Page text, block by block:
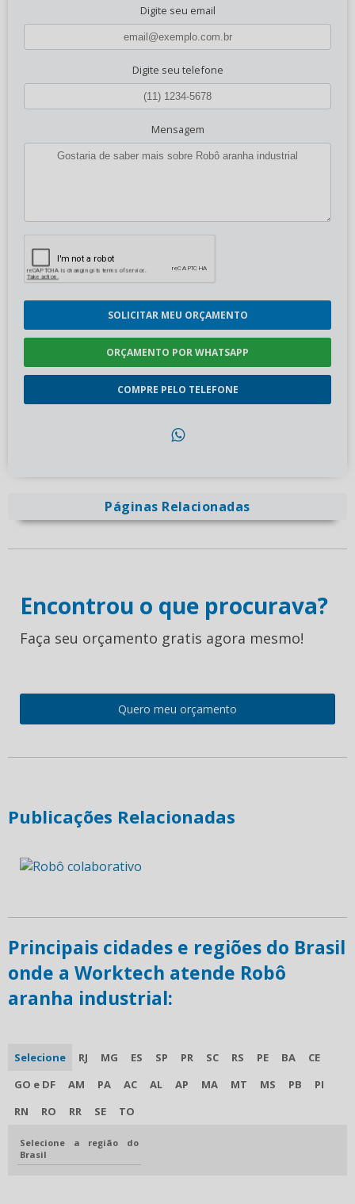
Digite seu email
Digite seu telefone
Mensagem
SOLICITAR MEU ORÇAMENTO
ORÇAMENTO POR WHATSAPP
COMPRE PELO TELEFONE
Páginas Relacionadas
Encontrou o que procurava?
Faça seu orçamento gratis agora mesmo!
Quero meu orçamento
Publicações Relacionadas
Principais cidades e regiões do Brasil
onde a Worktech atende Robô
aranha industrial:
Selecione RJ MG ES SP PR SC RS PE BA
CE
GO e DF
AM PA AC AL AP MA MT MS PB
PI
RN
RO RR SE TO
Selecione a região do
Brasil